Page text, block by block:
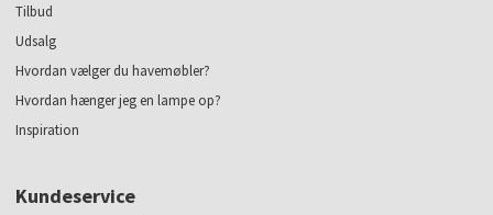
Tilbud
Udsalg
Hvordan vælger du havemøbler?
Hvordan hænger jeg en lampe op?
Inspiration
Kundeservice